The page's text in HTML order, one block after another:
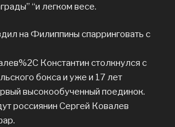
“и легком весе.
на Филиппины спарринговать с
Константин столкнулся с
бокса и уже и 17 лет
высокообученный поединок.
россиянин Сергей Ковалев